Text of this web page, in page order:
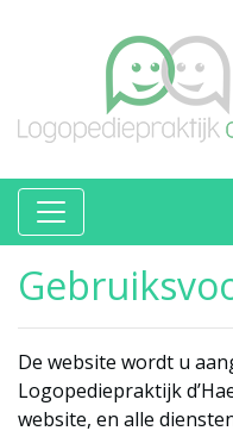
De website wordt u
Logopediepraktijk
website, en alle